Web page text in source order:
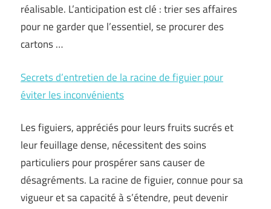
réalisable. L’anticipation est clé : trier ses affaires
pour ne garder que l’essentiel, se procurer des
cartons …
Secrets d’entretien de la racine de figuier pour
éviter les inconvénients
Les figuiers, appréciés pour leurs fruits sucrés et
leur feuillage dense, nécessitent des soins
particuliers pour prospérer sans causer de
désagréments. La racine de figuier, connue pour sa
vigueur et sa capacité à s’étendre, peut devenir